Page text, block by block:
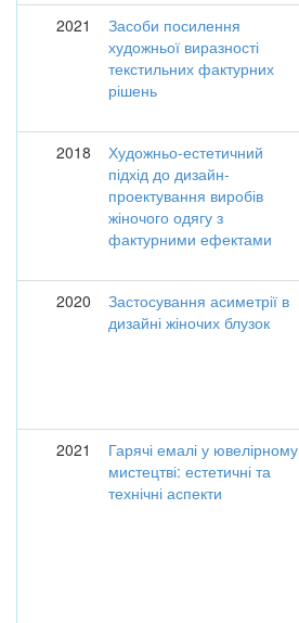
2021
Засоби посилення
художньої виразності
текстильних фактурних
рішень
2018
Художньо-естетичний
підхід до дизайн-
проектування виробів
жіночого одягу з
фактурними ефектами
2020
Застосування асиметрії в
дизайні жіночих блузок
2021
Гарячі емалі у ювелірному
мистецтві: естетичні та
технічні аспекти